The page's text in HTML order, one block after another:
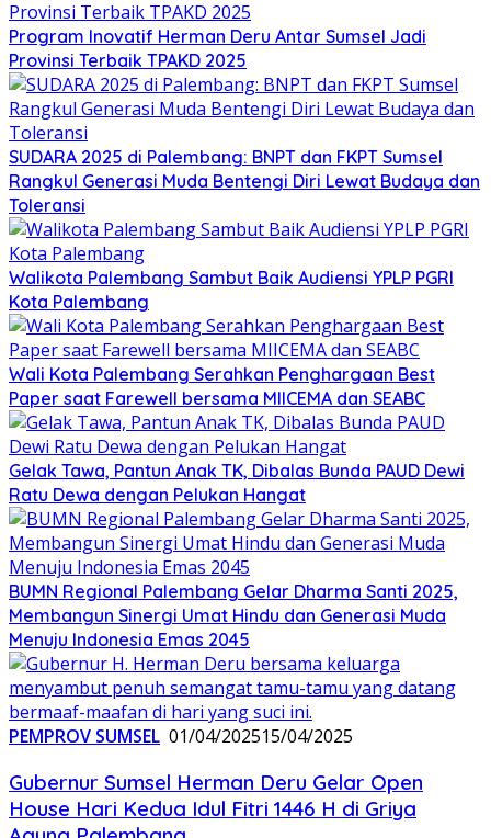
Program Inovatif Herman Deru Antar Sumsel Jadi
Provinsi Terbaik TPAKD 2025
SUDARA 2025 di Palembang: BNPT dan FKPT Sumsel
Rangkul Generasi Muda Bentengi Diri Lewat Budaya dan
Toleransi
Walikota Palembang Sambut Baik Audiensi YPLP PGRI
Kota Palembang
Wali Kota Palembang Serahkan Penghargaan Best
Paper saat Farewell bersama MIICEMA dan SEABC
Gelak Tawa, Pantun Anak TK, Dibalas Bunda PAUD Dewi
Ratu Dewa dengan Pelukan Hangat
BUMN Regional Palembang Gelar Dharma Santi 2025,
Membangun Sinergi Umat Hindu dan Generasi Muda
Menuju Indonesia Emas 2045
PEMPROV SUMSEL 01/04/202515/04/2025
Gubernur Sumsel Herman Deru Gelar Open
House Hari Kedua Idul Fitri 1446 H di Griya